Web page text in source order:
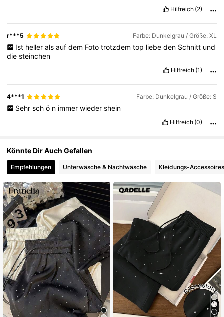
4,71
Hilfreich (2)
r***5 Farbe: Dunkelgrau / Größe: XL
Ist heller als auf dem Foto trotzdem top liebe den Schnitt und
diesteinchen
Hilfreich (1)
4***1 Farbe: Dunkelgrau / Größe: S
Sehr sch ö n immer wieder shein
Hilfreich (0)
Könnte Dir Auch Gefallen
Empfehlungen Unterwäsche & Nachtwäsche Kleidungs-Accessoires